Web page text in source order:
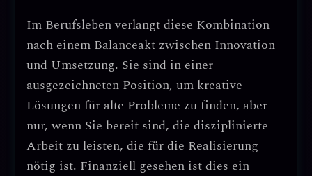
Im Berufsleben verlangt diese Kombination
nach einem Balanceakt zwischen Innovation
und Umsetzung. Sie sind in einer
ausgezeichneten Position, um kreative
Lösungen für alte Probleme zu finden, aber
nur, wenn Sie bereit sind, die disziplinierte
Arbeit zu leisten, die für die Realisierung
nötig ist. Finanziell gesehen ist dies ein